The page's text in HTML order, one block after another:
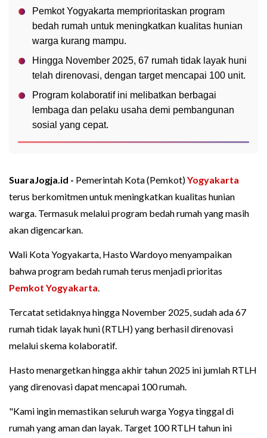
Pemkot Yogyakarta memprioritaskan program
bedah rumah untuk meningkatkan kualitas hunian
warga kurang mampu.
Hingga November 2025, 67 rumah tidak layak huni
telah direnovasi, dengan target mencapai 100 unit.
Program kolaboratif ini melibatkan berbagai
lembaga dan pelaku usaha demi pembangunan
sosial yang cepat.
SuaraJogja.id - Pemerintah Kota (Pemkot)Yogyakarta
terus berkomitmen untuk meningkatkan kualitas hunian
warga. Termasuk melalui program bedah rumah yang masih
akan digencarkan.
Wali Kota Yogyakarta, Hasto Wardoyo menyampaikan
bahwa program bedah rumah terus menjadi prioritas
Pemkot Yogyakarta.
Tercatat setidaknya hingga November 2025, sudah ada 67
rumah tidak layak huni (RTLH) yang berhasil direnovasi
melalui skema kolaboratif.
Hasto menargetkan hingga akhir tahun 2025 ini jumlah RTLH
yang direnovasi dapat mencapai 100 rumah.
"Kami ingin memastikan seluruh warga Yogya tinggal di
rumah yang aman dan layak. Target 100 RTLH tahun ini